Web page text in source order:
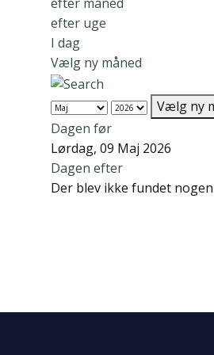
efter uge
I dag
Vælg ny måned
Vælg ny
Dagen før
Lørdag, 09 Maj 2026
Dagen efter
Der blev ikke fundet